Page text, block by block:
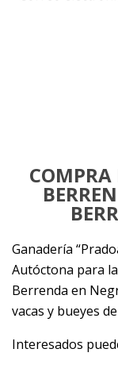
COMPRA
Ganadería
Autóctona para
Berrenda en
vacas y bueyes
Interesados